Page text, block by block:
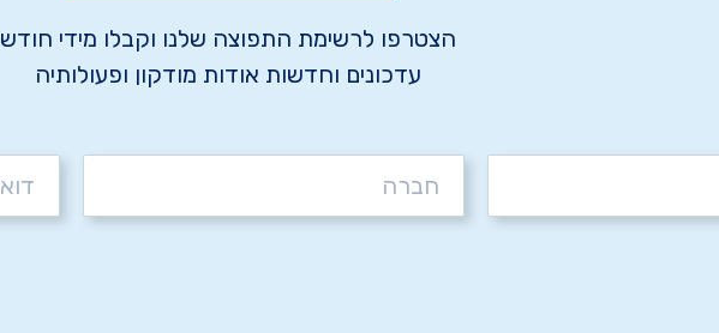
הצטרפו לרשימת התפוצה שלנו וקבלו מידי חודש
עדכונים וחדשות אודות מודקון ופעולותיה